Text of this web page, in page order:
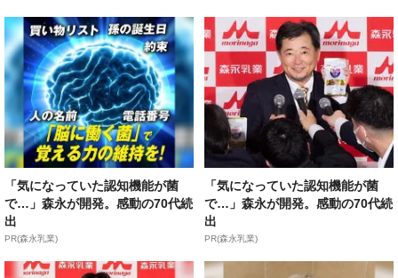
「気になっていた認知機能が菌
で…」森永が開発。感動の70代続
出
PR(森永乳業)
「気になっていた認知機能が菌
で…」森永が開発。感動の70代続
出
PR(森永乳業)